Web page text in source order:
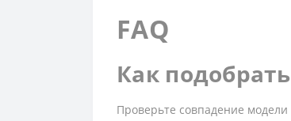
FAQ
Как
Проверьте совпадение